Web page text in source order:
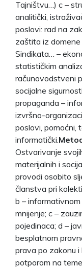
Tajništvu…) c –
analitički,
poslovi: rad na
zaštita iz
Sindikata… –
statističkim
računovodstveni
socijalne
propaganda –
izvršno-
poslovi, pomoćni,
informatički.
Ostvarivanje
materijalnih i
provodi osobito
članstva pri
b –
mnijenje; c –
pojedinaca; d –
besplatnom
prava po zakonu
potporom na